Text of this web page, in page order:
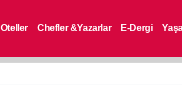
Oteller Chefler &Yazarlar E-Dergi